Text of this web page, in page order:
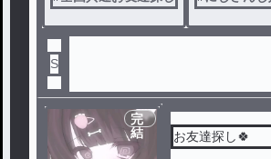
S
完
結
お友達探し🍀︎